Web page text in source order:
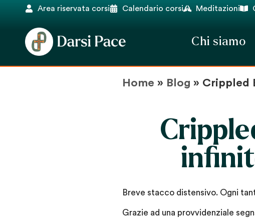
Area riservata corsi Calendario corsi Meditazioni
Chi siamo
Home » Blog » Crippled
Breve stacco distensivo. Ogni
Grazie ad una provvidenziale